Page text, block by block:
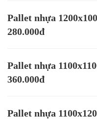
Pallet nhựa
280.000đ
Pallet nhựa
360.000đ
Pallet nhựa